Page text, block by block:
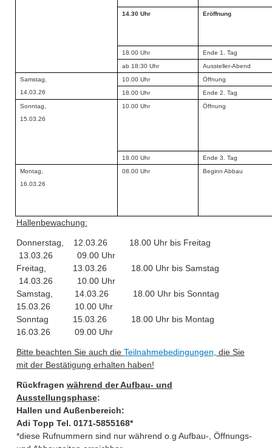
14.30 Uhr Eröffnung
18.00 Uhr
Ende 1. Tag
ab 18:30 Uhr
Aussteller-Abend
Samstag,
14.03.26
10.00 Uhr
Öffnung
18.00 Uhr
Ende 2. Tag
Sonntag,
15.03.26
10.00 Uhr Öffnung
18.00 Uhr
Ende 3. Tag
Montag,
16.03.26
08.00 Uhr Beginn Abbau
Hallenbewachung:
Donnerstag, 12.03.26 18.00 Uhr bis Freitag
13.03.26 09.00 Uhr
Freitag, 13.03.26 18.00 Uhr bis Samstag
14.03.26 10.00 Uhr
Samstag, 14.03.26 18.00 Uhr bis Sonntag
15.03.26 10.00 Uhr
Sonntag 15.03.26 18.00 Uhr bis Montag
16.03.26 09.00 Uhr
Bitte beachten Sie auch die Teilnahmebedingungen , die Sie
mit der Bestätigung erhalten haben!
Rückfragen während der Aufbau- und
Ausstellungsphase:
Hallen und Außenbereich:
Adi Topp Tel. 0171-5855168*
*diese Rufnummern sind nur während o.g Aufbau-, Öffnungs-